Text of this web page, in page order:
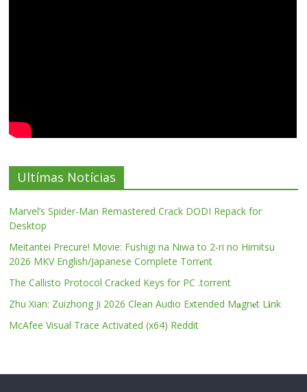
Ultímas Notícias
Marvel’s Spider-Man Remastered Crack DODI Repack for
Desktop
Meitantei Precure! Movie: Fushigi na Niwa to 2-ri no Himitsu
2026 MKV English/Japanese Complete Torr𝐞nt
The Callisto Protocol Cracked Keys for PC .torrent
Zhu Xian: Zuizhong Ji 2026 Clean Audio Extended M𝐚gn𝐞t L𝐢nk
McAfee Visual Trace Activated (x64) Reddit